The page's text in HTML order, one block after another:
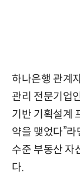
하나은행 관계
관리 전문기업
기반 기획설계
약을 맺었다”
수준 부동산 자
다.